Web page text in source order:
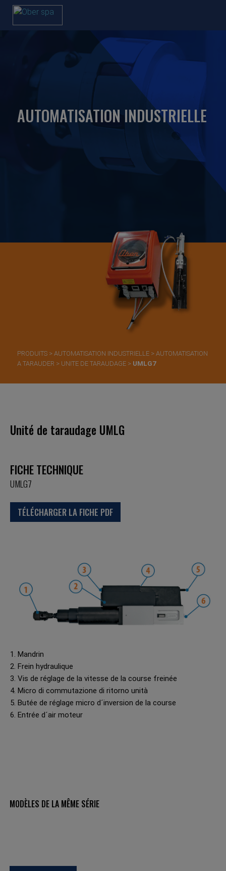
AUTOMATISATION INDUSTRIELLE
PRODUITS > AUTOMATISATION INDUSTRIELLE> AUTOMATISATION
A TARAUDER > UNITE DE TARAUDAGE > UMLG7
Unité de taraudage UMLG
FICHE TECHNIQUE
UMLG7
TÉLÉCHARGER LA FICHE PDF
1. Mandrin
2. Frein hydraulique
3. Vis de réglage de la vitesse de la course freinée
4. Micro di commutazione di ritorno unità
5. Butée de réglage micro d´inversion de la course
6. Entrée d´air moteur
MODÈLES DE LA MÊME SÉRIE